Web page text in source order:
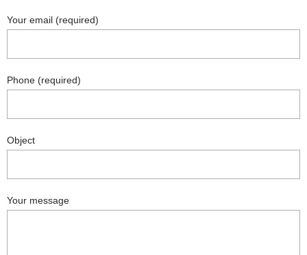
Your email (required)
Phone (required)
Object
Your message